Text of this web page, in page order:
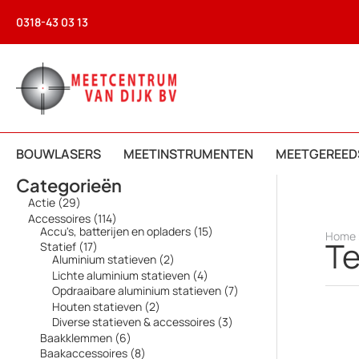
naar
de
inhoud
0318-43 03 13
BOUWLASERS MEETINSTRUMENTEN
Categorieën
Actie 292
9
p
r
o
d
u
c
t
e
n
Accessoires 1141
1
4
p
r
o
d
u
c
e
Accu's, batterijen en opladers 151
5
d
c
Statief 171
7
p
r
o
d
u
c
t
Aluminium statieven 22
p
r
o
u
Lichte aluminium statieven 44
p
r
d
Opdraaibare aluminium statieven 77
p
Houten statieven 22
p
r
Diverse statieven & accessoires 33
p
Baakklemmen 66
p
Baakaccessoires 88
Home